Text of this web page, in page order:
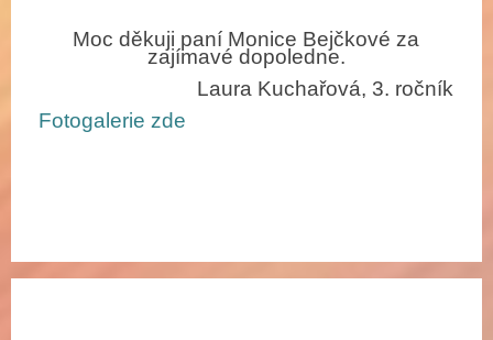
Moc děkuji paní Monice Bejčkové za
zajímavé dopoledne.
Laura Kuchařová, 3. ročník
Fotogalerie zde